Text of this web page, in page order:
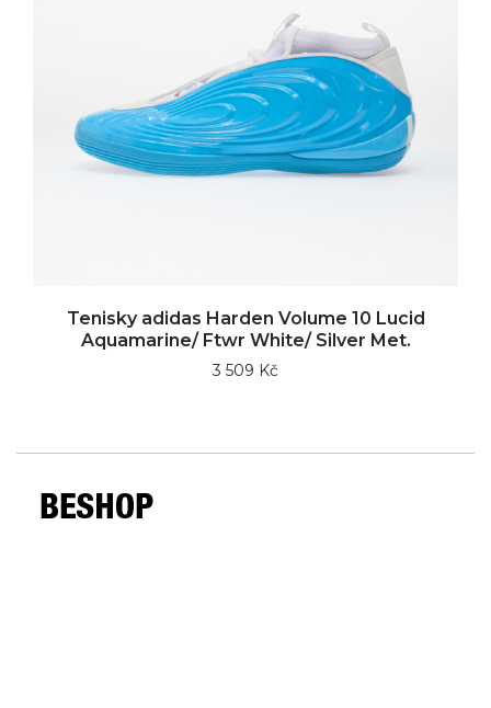
Tenisky adidas Harden Volume 10 Lucid
Aquamarine/ Ftwr White/ Silver Met.
3 509 Kč